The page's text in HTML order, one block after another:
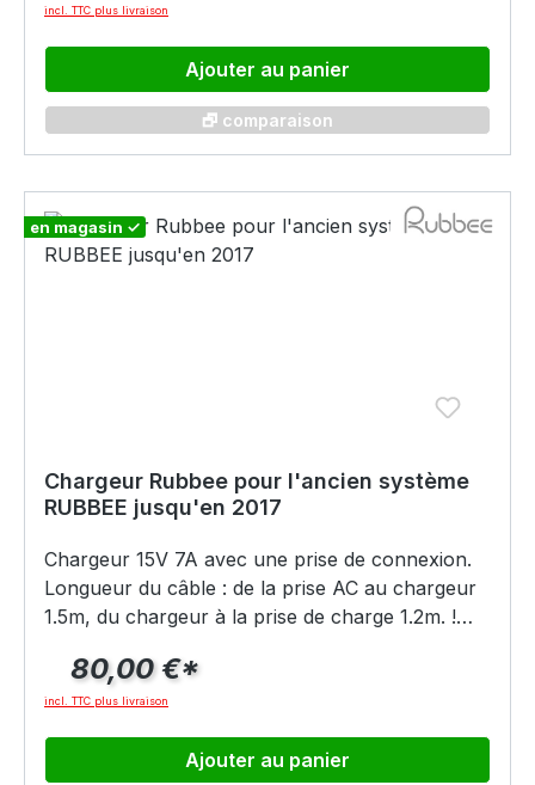
incl. TTC plus livraison
Ajouter au panier
🗗 comparaison
en magasin ✓
Chargeur Rubbee pour l'ancien système
RUBBEE jusqu'en 2017
Chargeur 15V 7A avec une prise de connexion.
Longueur du câble : de la prise AC au chargeur
1.5m, du chargeur à la prise de charge 1.2m. !
80,00 €*
incl. TTC plus livraison
Ajouter au panier